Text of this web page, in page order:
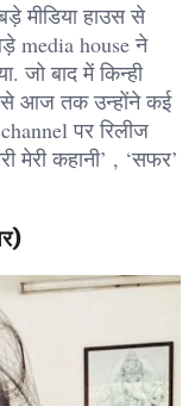
मीडिया हाउस से
media house ने
जो बाद में किन्ही
से आज तक उन्होंने कई
पर रिलीज
कहानी’ , ‘सफर’